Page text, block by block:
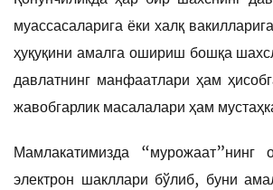
муассасаларига ёки халқ
ҳуқуқини амалга ошириш бошқа
давлатнинг манфаатлари ҳам
жавобгарлик масалалари ҳам
Мамлакатимизда “мурожаат”нинг
электрон шакллари бўлиб, буни